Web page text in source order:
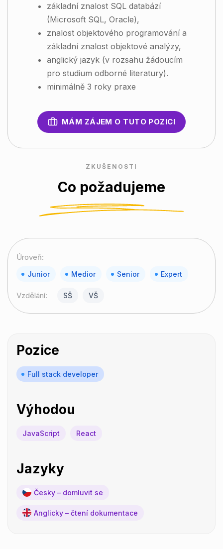
základní znalost SQL databází
(Microsoft SQL, Oracle),
znalost objektového programování a
základní znalost objektové analýzy,
anglický jazyk (v rozsahu žádoucím
pro studium odborné literatury).
minimálně 3 roky praxe
MÁM ZÁJEM O TUTO POZICI
ZKUŠENOSTI
Co požadujeme
Úroveň:
Junior Medior Senior Expert
Vzdělání: SŠ VŠ
Pozice
Full stack developer
Výhodou
JavaScript React
Jazyky
Česky – domluvit se
Anglicky – čtení dokumentace